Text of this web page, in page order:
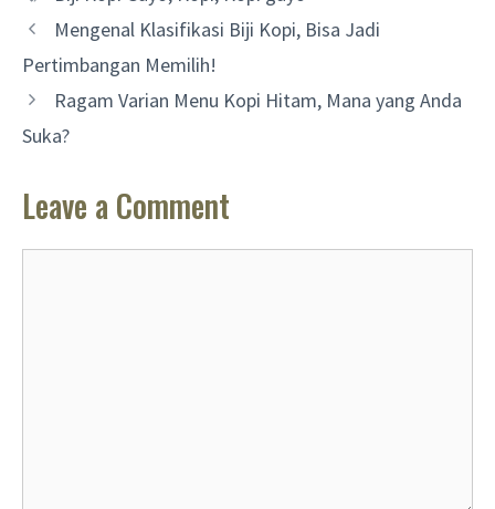
Mengenal Klasifikasi Biji Kopi, Bisa Jadi
Pertimbangan Memilih!
Ragam Varian Menu Kopi Hitam, Mana yang Anda
Suka?
Leave a Comment